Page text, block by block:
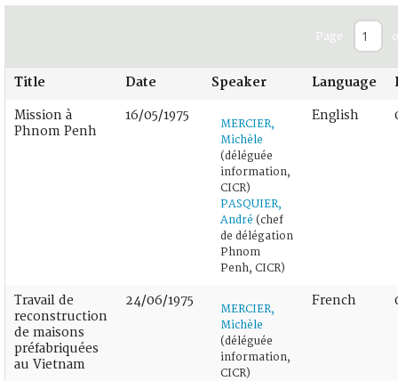
Page
Title Date Speaker Language
Mission à
Phnom Penh
16/05/1975
MERCIER,
Michèle
(déléguée
information,
CICR)
PASQUIER,
André (chef
de délégation
Phnom
Penh, CICR)
English
Travail de
reconstruction
de maisons
préfabriquées
au Vietnam
24/06/1975
MERCIER,
Michèle
(déléguée
information,
CICR)
French